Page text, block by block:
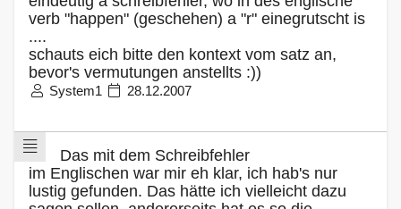
verb "happen" (geschehen) a "r" einegrutscht is
....
schauts eich bitte den kontext vom satz an,
bevor's vermutungen anstellts :))
System1 28.12.2007
Das mit dem Schreibfehler
im Englischen war mir eh klar, ich hab's nur
lustig gefunden. Das hätte ich vielleicht dazu